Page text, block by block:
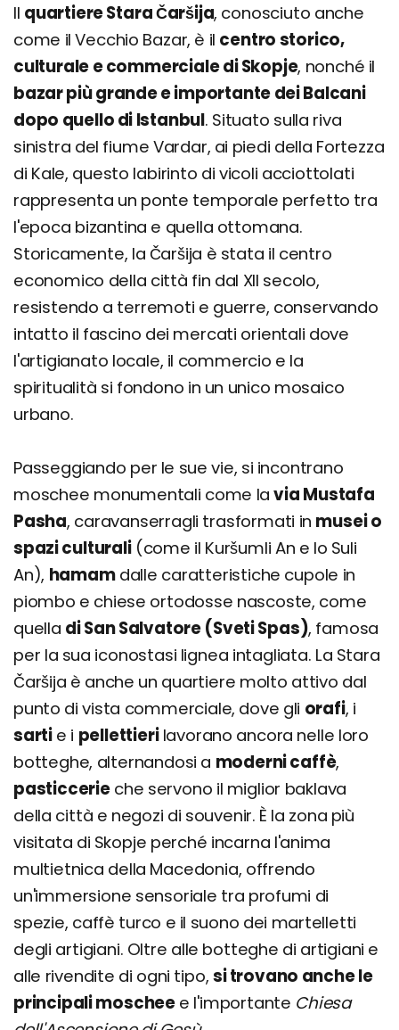
Il quartiere Stara Čaršija, conosciuto anche
come il Vecchio Bazar, è il centro storico,
culturale e commerciale di Skopje, nonché il
bazar più grande e importante dei Balcani
dopo quello di Istanbul. Situato sulla riva
sinistra del fiume Vardar, ai piedi della Fortezza
di Kale, questo labirinto di vicoli acciottolati
rappresenta un ponte temporale perfetto tra
l'epoca bizantina e quella ottomana.
Storicamente, la Čaršija è stata il centro
economico della città fin dal XII secolo,
resistendo a terremoti e guerre, conservando
intatto il fascino dei mercati orientali dove
l'artigianato locale, il commercio e la
spiritualità si fondono in un unico mosaico
urbano.
Passeggiando per le sue vie, si incontrano
moschee monumentali come lavia Mustafa
Pasha, caravanserragli trasformati in musei o
spazi culturali(come il Kuršumli An e lo Suli
An), hamamdalle caratteristiche cupole in
piombo e chiese ortodosse nascoste, come
quella di San Salvatore (Sveti Spas), famosa
per la sua iconostasi lignea intagliata. La Stara
Čaršija è anche un quartiere molto attivo dal
punto di vista commerciale, dove gli orafi, i
sarti e i pellettierilavorano ancora nelle loro
botteghe, alternandosi a moderni caffè,
pasticcerieche servono il miglior baklava
della città e negozi di souvenir. È la zona più
visitata di Skopje perché incarna l'anima
multietnica della Macedonia, offrendo
un'immersione sensoriale tra profumi di
spezie, caffè turco e il suono dei martelletti
degli artigiani. Oltre alle botteghe di artigiani e
alle rivendite di ogni tipo, si trovano anche le
principali moscheee l'importante Chiesa